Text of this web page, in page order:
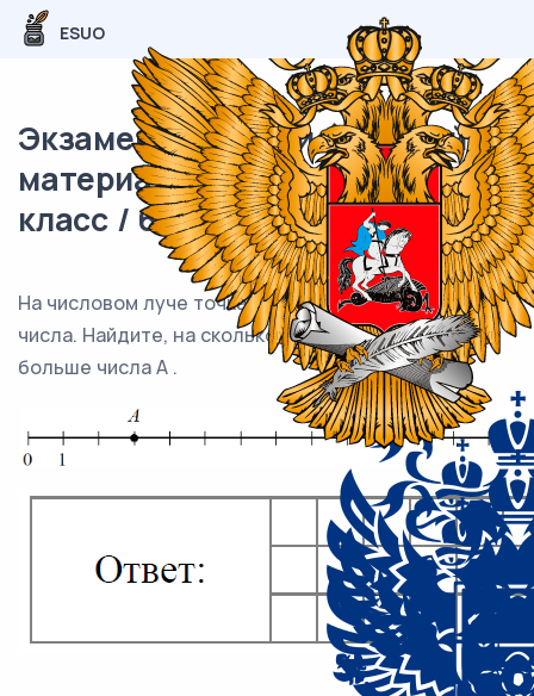
ESUO
Экзаменационный (типовой)
материал ВПР / Математика / 5
класс / 6 задание (25) / 15
На числовом луче точками А и В отмечены два
числа. Найдите, на сколько число В
больше числа А .